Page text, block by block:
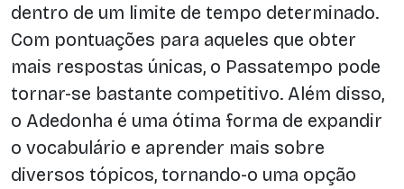
dentro de um limite de tempo determinado.
Com pontuações para aqueles que obter
mais respostas únicas, o Passatempo pode
tornar-se bastante competitivo. Além disso,
o Adedonha é uma ótima forma de expandir
o vocabulário e aprender mais sobre
diversos tópicos, tornando-o uma opção